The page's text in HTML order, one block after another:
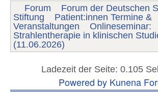
Forum
Forum der Deutschen
Stiftung
Patient:innen Termine &
Veranstaltungen
Onlineseminar:
Strahlentherapie in klinischen
(11.06.2026)
Ladezeit der Seite: 0.105
Powered by Kunena